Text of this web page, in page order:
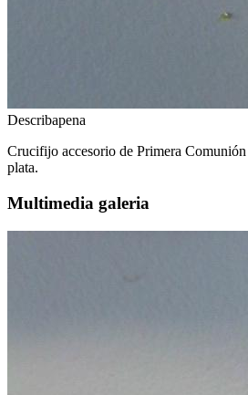
Describapena
Crucifijo accesorio de Primera Comunión
plata.
Multimedia galeria